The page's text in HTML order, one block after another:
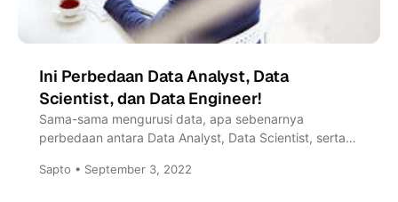
Ini Perbedaan Data Analyst, Data
Scientist, dan Data Engineer!
Sama-sama mengurusi data, apa sebenarnya
perbedaan antara Data Analyst, Data Scientist, serta
Sapto • September 3, 2022